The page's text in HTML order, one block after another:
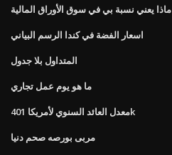
ماذا يعني نسبة بي في سوق الأوراق المالية
اسعار الفضة في كندا الرسم البياني
المتداول بلا جدول
ما هو يوم عمل تجاري
معدل العائد السنوي لأمريكا 401k
مربى بورصه صحم دنيا